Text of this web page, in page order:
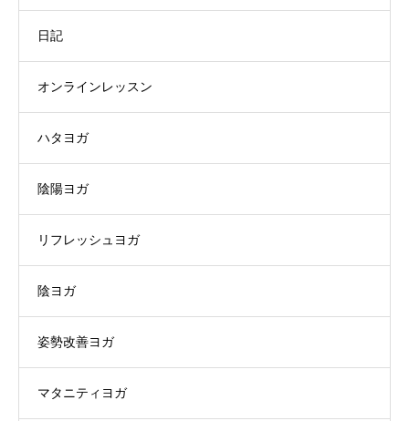
日記
オンラインレッスン
ハタヨガ
陰陽ヨガ
リフレッシュヨガ
陰ヨガ
姿勢改善ヨガ
マタニティヨガ